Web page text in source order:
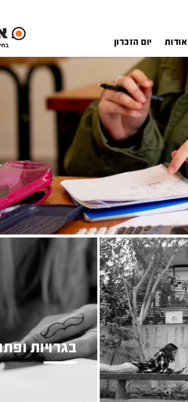
יום הזכרון
בגרויות